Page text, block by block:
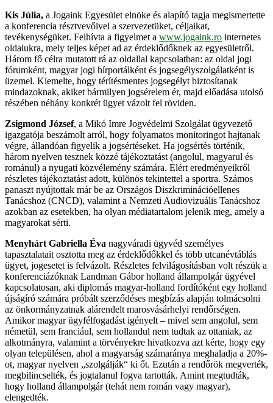
Kis Júlia, a Jogaink Egyesület elnöke és alapító tagja megismertette
a konferencia résztvevőivel a szervezetüket, céljaikat,
tevékenységüket. Felhívta a figyelmet a www.jogaink.ro internetes
oldalukra, mely teljes képet ad az érdeklődőknek az egyesületről.
Három fő célra mutatott rá az oldallal kapcsolatban: az oldal jogi
fórumként, magyar jogi hírportálként és jogsegélyszolgálatként is
üzemel. Kiemelte, hogy térítésmentes jogsegélyt biztosítanak
mindazoknak, akiket bármilyen jogsérelem ér, majd előadása utolsó
részében néhány konkrét ügyet vázolt fel röviden.
Zsigmond József, a Mikó Imre Jogvédelmi Szolgálat ügyvezető
igazgatója beszámolt arról, hogy folyamatos monitoringot hajtanak
végre, állandóan figyelik a jogsértéseket. Ha jogsértés történik,
három nyelven tesznek közzé tájékoztatást (angolul, magyarul és
románul) a nyugati közvélemény számára. Elért eredményeikről
részletes tájékoztatást adott, különös tekintettel a sportra. Számos
panaszt nyújtottak már be az Országos Diszkriminációellenes
Tanácshoz (CNCD), valamint a Nemzeti Audiovizuális Tanácshoz
azokban az esetekben, ha olyan médiatartalom jelenik meg, amely a
magyarokat sérti.
Menyhárt Gabriella Éva nagyváradi ügyvéd személyes
tapasztalatait osztotta meg az érdeklődőkkel és több utcanévtáblás
ügyet, jogesetet is felvázolt. Részletes felvilágosításban volt részük a
konferenciázóknak Landman Gábor holland állampolgár ügyével
kapcsolatosan, aki diplomás magyar-holland fordítóként egy holland
újságíró számára próbált szerződéses megbízás alapján tolmácsolni
az önkormányzatnak alárendelt marosvásárhelyi rendőrségen.
Amikor magyar ügyfélfogadást igényelt – mivel sem angolul, sem
németül, sem franciául, sem hollandul nem tudtak az ottaniak, az
alkotmányra, valamint a törvényekre hivatkozva azt kérte, hogy egy
olyan településen, ahol a magyarság számaránya meghaladja a 20%-
ot, magyar nyelven „szolgálják“ ki őt. Ezután a rendőrök megverték,
megbilincselték, és jogtalanul fogva tartották. Amint megtudták,
hogy holland állampolgár (tehát nem román vagy magyar),
elengedték.